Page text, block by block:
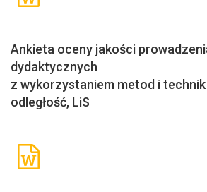
Ankieta oceny jakości
dydaktycznych
z wykorzystaniem metod i technik
odległość, LiS